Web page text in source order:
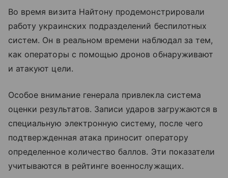
Во время визита Найтону продемонстрировали
работу украинских подразделений беспилотных
систем. Он в реальном времени наблюдал за тем,
как операторы с помощью дронов обнаруживают
и атакуют цели.
Особое внимание генерала привлекла система
оценки результатов. Записи ударов загружаются в
специальную электронную систему, после чего
подтвержденная атака приносит оператору
определенное количество баллов. Эти показатели
учитываются в рейтинге военнослужащих.